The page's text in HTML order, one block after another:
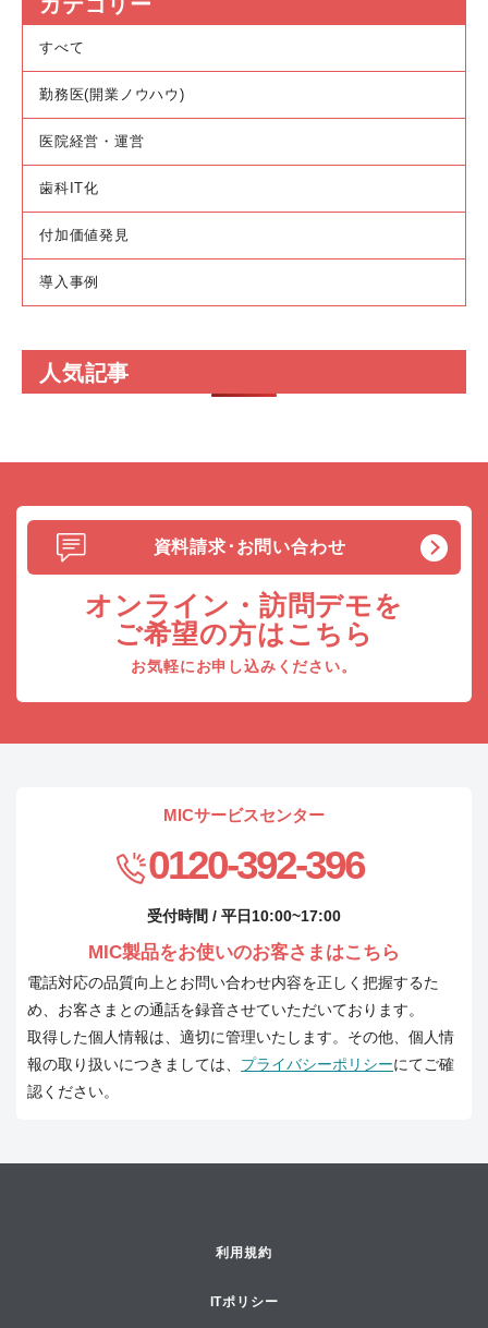
すべて
勤務医(開業ノウハウ)
医院経営・運営
歯科IT化
付加価値発見
導入事例
人気記事
資料請求･お問い合わせ
オンライン・訪問デモを
ご希望の方はこちら
お気軽にお申し込みください。
MICサービスセンター
0120-392-396
受付時間 / 平日10:00~17:00
MIC製品をお使いのお客さまはこちら
電話対応の品質向上とお問い合わせ内容を正しく把握するた
め、お客さまとの通話を録音させていただいております。
取得した個人情報は、適切に管理いたします。その他、個人情
報の取り扱いにつきましては、 プライバシーポリシーにてご確
認ください。
利用規約
ITポリシー